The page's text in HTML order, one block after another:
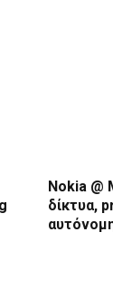
Nokia @
δίκτυα,